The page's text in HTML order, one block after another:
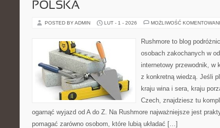
POLSKA
POSTED BY ADMIN LUT - 1 - 2026 MOŻLIWOŚĆ
Rushmore to blog
osobach zakochanych w
internetowy przewodnik, w
z konkretną wiedzą. Jeśli
kraju wina i sera, kraju
Czech, znajdziesz tu
ogarnąć wyjazd od A do Z. Na Rushmore najważniejsze jest
pomagać zarówno osobom, które lubią układać […]